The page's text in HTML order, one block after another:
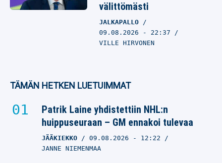
välittömästi
JALKAPALLO
09.08.2026 - 22:37
VILLE HIRVONEN
TÄMÄN HETKEN LUETUIMMAT
Patrik Laine yhdistettiin NHL:n
huippuseuraan – GM ennakoi tulevaa
JÄÄKIEKKO 09.08.2026 - 12:22
JANNE NIEMENMAA